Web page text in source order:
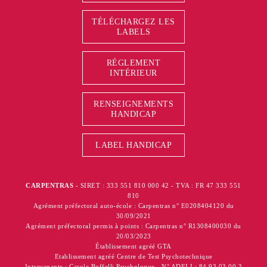
TÉLÉCHARGEZ LES
LABELS
RÉGLEMENT
INTÉRIEUR
RENSEIGNEMENTS
HANDICAP
LABEL HANDICAP
CARPENTRAS - SIRET : 333 551 810 000 42 - TVA : FR 47 333 551
810
Agrément préfectoral auto-école : Carpentras n° E0208404120 du
30/09/2021
Agrément préfectoral permis à points : Carpentras n° R1308400030 du
20/03/2023
Établissement agréé GTA
Etablissement agréé Centre de Test Psychotechnique